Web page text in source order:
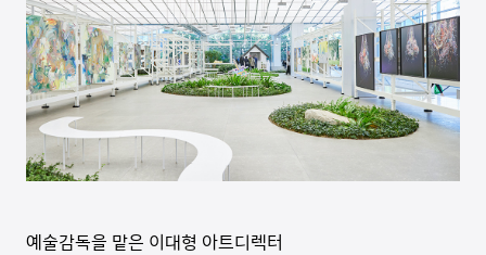
예술감독을 맡은 이대형 아트디렉터